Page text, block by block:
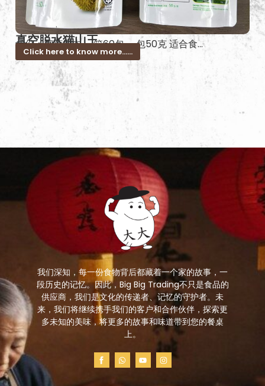
真空脱水猫山王
成份：榴莲果肉 一箱60包 一包50克 适合食...
Click here to know more......
我们深知，每一份食物背后都藏着一个家的故事，一
段历史的记忆。因此，Big Big Trading不只是食品的
供应商，我们是文化的传递者、记忆的守护者。未
来，我们将继续携手我们的客户和合作伙伴，探索更
多未知的美味，将更多的故事和味道带到您的餐桌
上。